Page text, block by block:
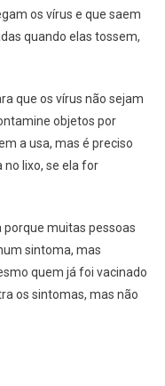
os vírus e que saem
quando elas tossem,
que os vírus não sejam
objetos por
a usa, mas é preciso
no lixo, se ela for
muitas pessoas
sintoma, mas
quem já foi vacinado
os sintomas, mas não